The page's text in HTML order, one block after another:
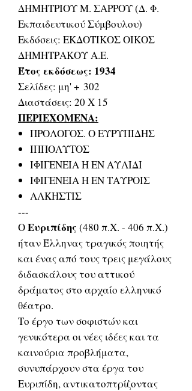
ΔΗΜΗΤΡΙΟΥ Μ. ΣΑΡΡΟΥ (Δ. Φ.
Εκπαιδευτικού Σύμβουλου)
Εκδόσεις: ΕΚΔΟΤΙΚΟΣ ΟΙΚΟΣ
ΔΗΜΗΤΡΑΚΟΥ Α.Ε.
Έτος εκδόσεως: 1934
Σελίδες: μη' + 302
Διαστάσεις: 20 Χ 15
ΠΕΡΙΕΧΟΜΕΝΑ:
ΠΡΟΛΟΓΟΣ. Ο ΕΥΡΥΠΙΔΗΣ
ΙΠΠΟΛΥΤΟΣ
ΙΦΙΓΕΝΕΙΑ Η ΕΝ ΑΥΛΙΔΙ
ΙΦΙΓΕΝΕΙΑ Η ΕΝ ΤΑΥΡΟΙΣ
ΑΛΚΗΣΤΙΣ
---
ΟΕυριπίδης (480 π.Χ. - 406 π.Χ.)
ήταν Έλληνας τραγικός ποιητής
και ένας από τους τρεις μεγάλους
διδασκάλους του αττικού
δράματος στο αρχαίο ελληνικό
θέατρο.
Το έργο των σοφιστών και
γενικότερα οι νέες ιδέες και τα
καινούρια προβλήματα,
συνυπάρχουν στα έργα του
Ευριπίδη, αντικατοπτρίζοντας